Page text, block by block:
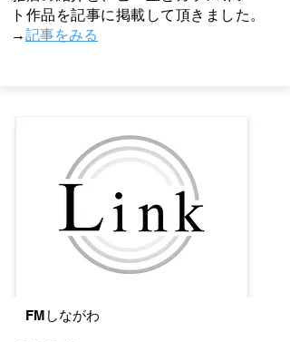
ト作品を記事に掲載して頂きました。
→記事をみる
FMしながわ